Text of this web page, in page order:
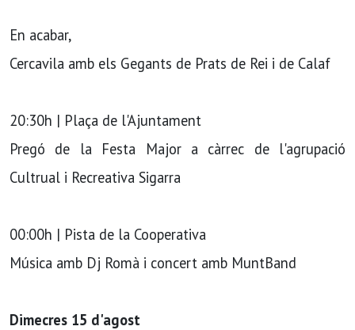
En acabar,
Cercavila amb els Gegants de Prats de Rei i de Calaf
20:30h | Plaça de l'Ajuntament
Pregó de la Festa Major a càrrec de l'agrupació
Cultrual i Recreativa Sigarra
00:00h | Pista de la Cooperativa
Música amb Dj Romà i concert amb MuntBand
Dimecres 15 d'agost